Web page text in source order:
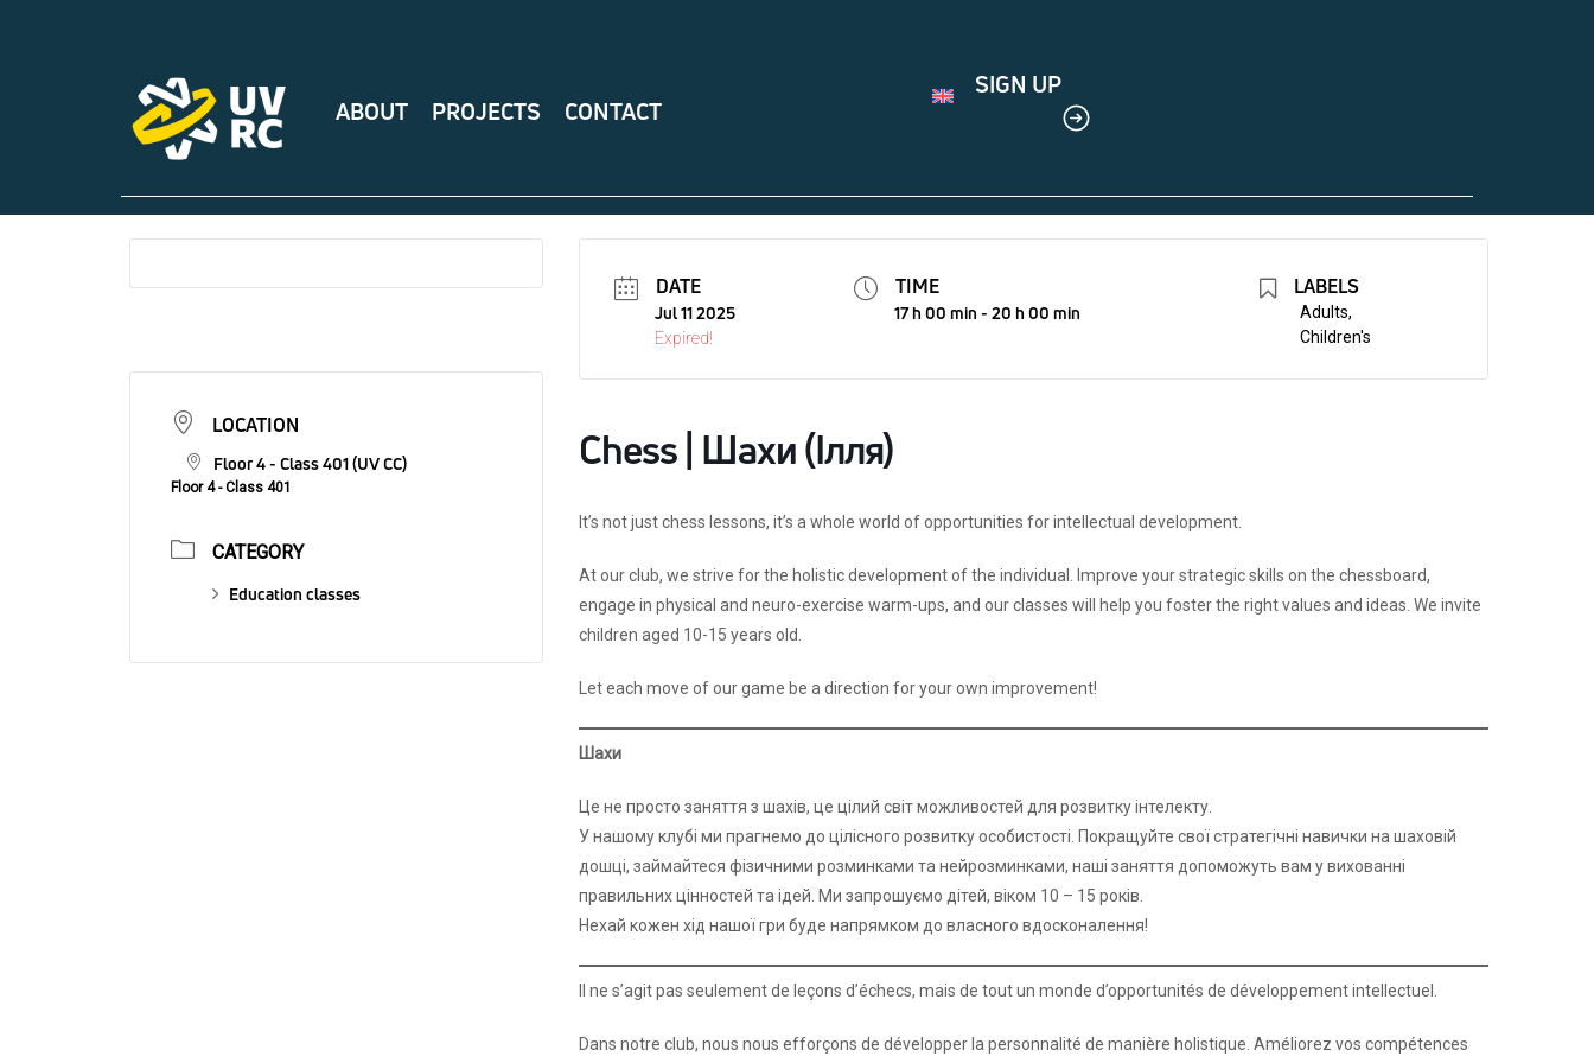
ABOUT PROJECTS CONTACT
SIGN UP
LOCATION
Floor 4 - Class 401 (UV CC)
Floor 4 - Class 401
CATEGORY
Education classes
DATE
Jul 11 2025
Expired!
TIME
17 h 00 min - 20 h 00 min
LABELS
Adults,
Children's
Chess | Шахи (Ілля)
It’s not just chess lessons, it’s a whole world of opportunities for intellectual development.
At our club, we strive for the holistic development of the individual. Improve your strategic skills on the chessboard,
engage in physical and neuro-exercise warm-ups, and our classes will help you foster the right values and ideas. We invite
children aged 10-15 years old.
Let each move of our game be a direction for your own improvement!
Шахи
Це не просто заняття з шахів, це цілий світ можливостей для розвитку інтелекту.
У нашому клубі ми прагнемо до цілісного розвитку особистості. Покращуйте свої стратегічні навички на шаховій
дошці, займайтеся фізичними розминками та нейрозминками, наші заняття допоможуть вам у вихованні
правильних цінностей та ідей. Ми запрошуємо дітей, віком 10 – 15 років.
Нехай кожен хід нашої гри буде напрямком до власного вдосконалення!
Il ne s’agit pas seulement de leçons d’échecs, mais de tout un monde d’opportunités de développement intellectuel.
Dans notre club, nous nous efforçons de développer la personnalité de manière holistique. Améliorez vos compétences